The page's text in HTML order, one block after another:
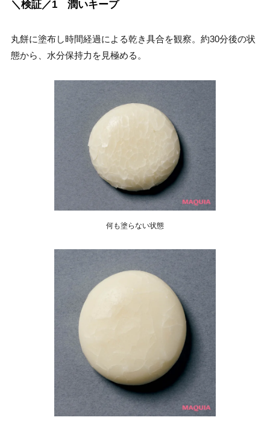
＼検証／1 潤いキープ
丸餅に塗布し時間経過による乾き具合を観察。約30分後の状
態から、水分保持力を見極める。
何も塗らない状態